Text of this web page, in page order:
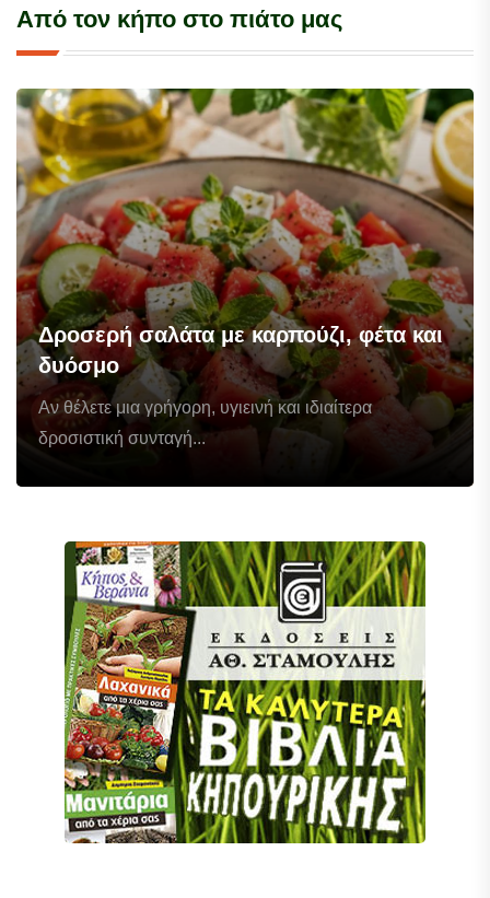
Από τον κήπο στο πιάτο μας
Δροσερή σαλάτα με καρπούζι, φέτα και
δυόσμο
Αν θέλετε μια γρήγορη, υγιεινή και ιδιαίτερα
δροσιστική συνταγή...